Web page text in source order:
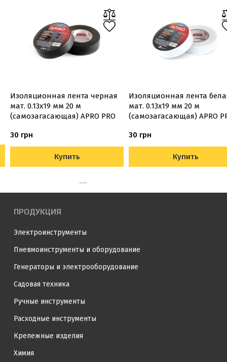
Изоляционная лента черная
мат. 0.13х19 мм 20 м
(самозагасающая) APRO PRO
30 грн
Купить
Изоляционная лента
мат. 0.13х19 мм 20 м
(самозагасающая) APRO
30 грн
Купить
ПРОДУКЦИЯ
Электроинструменты
Пневмоинструменты и оборудование
Генераторы и электрооборудование
Садовая техника
Ручные инструменты
Расходные инструменты
Крепежные изделия
Химия